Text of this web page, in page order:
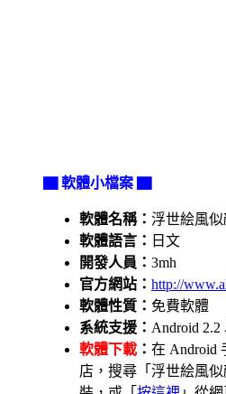
▇ 軟體小檔案 ▇
軟體名稱： 浮世絵風
軟體語言： 日文
開發人員： 3mh
官方網站： http://
軟體性質： 免費軟體
系統支援： Android 2.2
軟體下載 ： 在 Android
店，搜尋「浮世絵風